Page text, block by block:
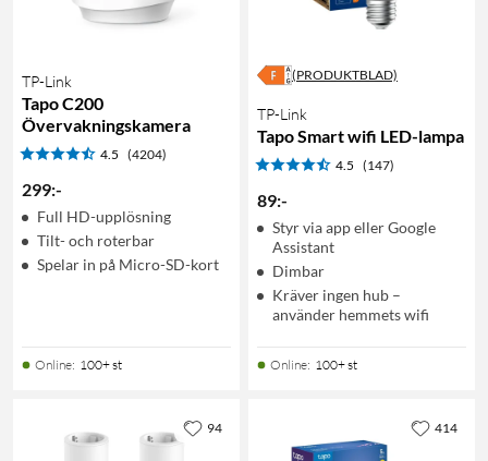
TP-Link
Tapo C200
Övervakningskamera
4.5 (4204)
299:-
Full HD-upplösning
Tilt- och roterbar
Spelar in på Micro-SD-kort
Online: 100+ st
(PRODUKTBLAD)
TP-Link
Tapo Smart wifi LED-lampa
4.5 (147)
89:-
Styr via app eller Google
Assistant
Dimbar
Kräver ingen hub –
använder hemmets wifi
Online: 100+ st
94 414